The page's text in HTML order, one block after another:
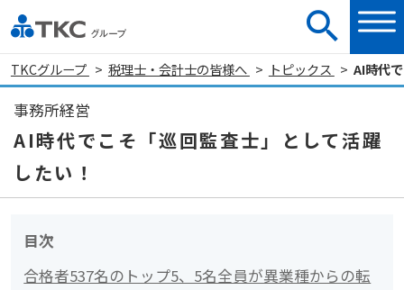
TKCグループ 税理士・会計士の皆様へ トピックス AI時代
事務所経営
AI時代でこそ「巡回監査士」として活躍
したい！
目次
合格者537名のトップ5、5名全員が異業種からの転